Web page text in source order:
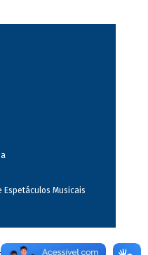
Espetáculos Musicais